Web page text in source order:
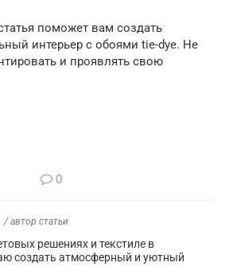
поможет вам создать
интерьер с обоями tie-dye. Не
и проявлять свою
0
/ автор статьи
решениях и текстиле в
создать атмосферный и уютный